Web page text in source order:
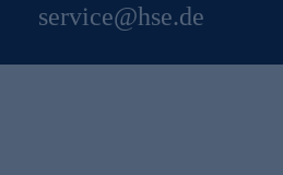
service@hse.de